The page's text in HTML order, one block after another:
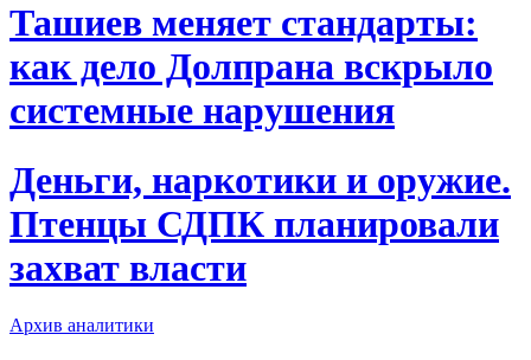
Ташиев меняет стандарты:
как дело Долпрана вскрыло
системные нарушения
Деньги, наркотики и оружие.
Птенцы СДПК планировали
захват власти
Архив аналитики